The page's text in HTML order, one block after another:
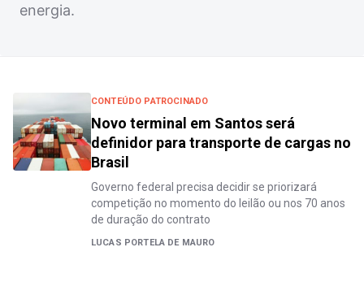
energia.
CONTEÚDO PATROCINADO
Novo terminal em Santos será
definidor para transporte de cargas no
Brasil
Governo federal precisa decidir se priorizará
competição no momento do leilão ou nos 70 anos
de duração do contrato
LUCAS PORTELA DE MAURO